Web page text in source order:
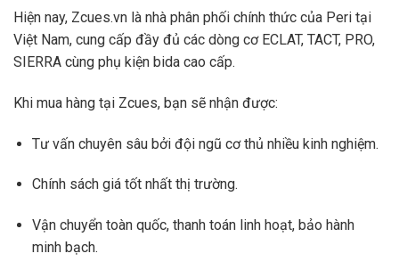
Hiện nay, Zcues.vn là nhà phân phối chính thức của Peri tại
Việt Nam, cung cấp đầy đủ các dòng cơ ECLAT, TACT, PRO,
SIERRA cùng phụ kiện bida cao cấp.
Khi mua hàng tại Zcues, bạn sẽ nhận được:
Tư vấn chuyên sâu bởi đội ngũ cơ thủ nhiều kinh nghiệm.
Chính sách giá tốt nhất thị trường.
Vận chuyển toàn quốc, thanh toán linh hoạt, bảo hành
minh bạch.